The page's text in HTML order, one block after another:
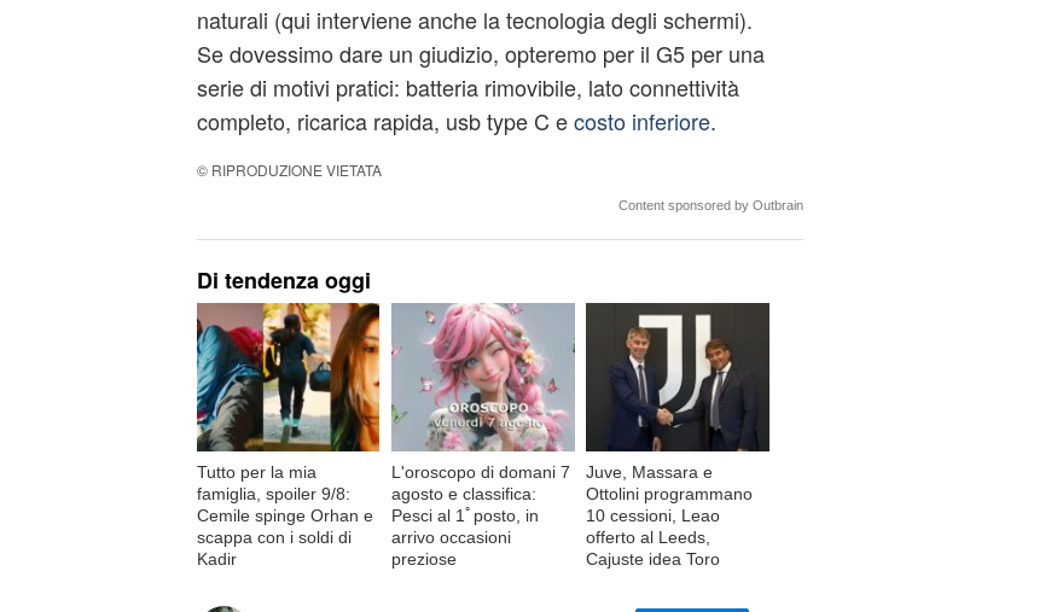
naturali (qui interviene anche la tecnologia degli schermi).
Se dovessimo dare un giudizio, opteremo per il G5 per una
serie di motivi pratici: batteria rimovibile, lato connettività
completo, ricarica rapida, usb type C ecosto inferiore.
© RIPRODUZIONE VIETATA
Content sponsored by Outbrain
Di tendenza oggi
Tutto per la mia
famiglia, spoiler 9/8:
Cemile spinge Orhan e
scappa con i soldi di
Kadir
L'oroscopo di domani 7
agosto e classifica:
Pesci al 1ﾟposto, in
arrivo occasioni
preziose
Juve, Massara e
Ottolini programmano
10 cessioni, Leao
offerto al Leeds,
Cajuste idea Toro